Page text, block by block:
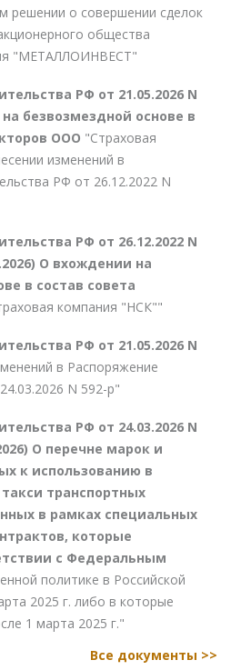
решении о совершении сделок
общества
"МЕТАЛЛОИНВЕСТ"
РФ от 21.05.2026 N
безвозмездной основе в
ООО "Страховая
изменений в
РФ от 26.12.2022 N
РФ от 26.12.2022 N
О вхождении на
в состав совета
компания "НСК""
РФ от 21.05.2026 N
в Распоряжение
N 592-р"
РФ от 24.03.2026 N
О перечне марок и
к использованию в
транспортных
в рамках специальных
которые
с Федеральным
политике в Российской
2025 г. либо в которые
1 марта 2025 г."
Все документы >>